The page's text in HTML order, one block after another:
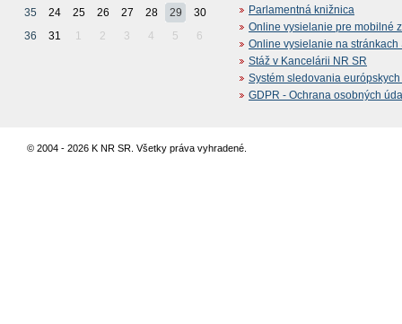
35
24 25 26 27 28 29
30
36
31 1 2 3 4 5 6
Parlamentná knižnica
Online vysielanie pre mobilné
Online vysielanie na stránkach
Stáž v Kancelárii NR SR
Systém sledovania
GDPR - Ochrana osobných
© 2004 - 2026 K NR SR. Všetky práva vyhradené.